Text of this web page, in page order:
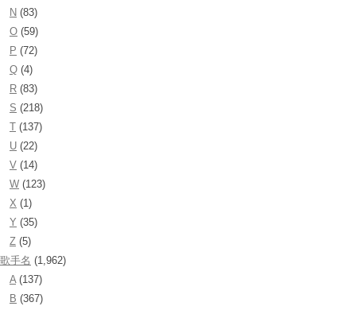
N (83)
O (59)
P (72)
Q (4)
R (83)
S (218)
T (137)
U (22)
V (14)
W (123)
X (1)
Y (35)
Z (5)
歌手名 (1,962)
A (137)
B (367)